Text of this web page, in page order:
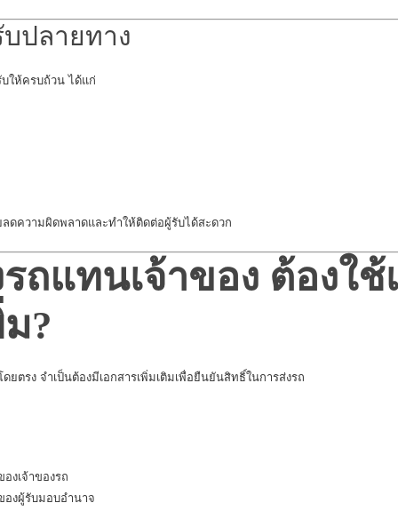
ปลายทาง
ให้ครบถ้วน ได้แก่
ดความผิดพลาดและทำให้ติดต่อผู้รับได้สะดวก
ถแทนเจ้าของ ต้องใช้
?
ยตรง จำเป็นต้องมีเอกสารเพิ่มเติมเพื่อยืนยันสิทธิ์ในการส่งรถ
งเจ้าของรถ
องผู้รับมอบอำนาจ